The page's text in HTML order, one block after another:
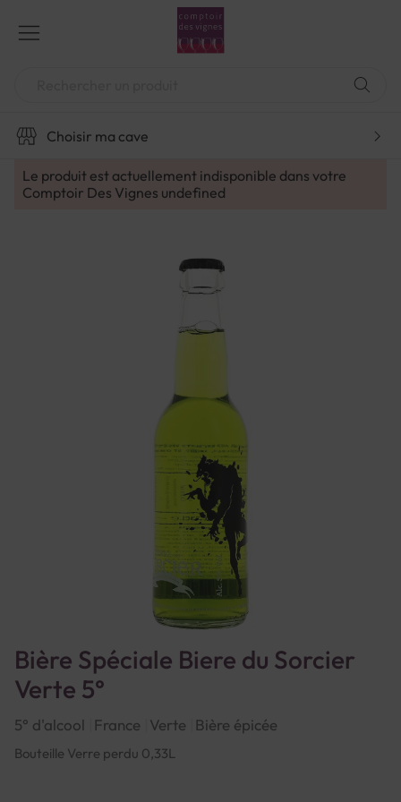
contenu
Choisir ma cave
Le produit est actuellement indisponible dans votre
Comptoir Des Vignes undefined
Bière Spéciale Biere du Sorcier
Verte 5°
5° d'alcool France Verte Bière épicée
Bouteille Verre perdu 0,33L